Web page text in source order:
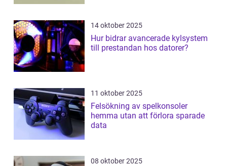
14 oktober 2025
Hur bidrar avancerade kylsystem
till prestandan hos datorer?
11 oktober 2025
Felsökning av spelkonsoler
hemma utan att förlora sparade
data
08 oktober 2025